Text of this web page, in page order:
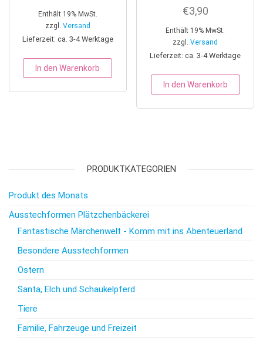
Enthält 19% MwSt.
zzgl. Versand
Lieferzeit: ca. 3-4 Werktage
In den Warenkorb
€3,90
Enthält 19% MwSt.
zzgl.Versand
Lieferzeit: ca. 3-4 Werktage
In den Warenkorb
PRODUKTKATEGORIEN
Produkt des Monats
Ausstechformen Plätzchenbäckerei
Fantastische Märchenwelt - Komm mit ins Abenteuerland
Besondere Ausstechformen
Ostern
Santa, Elch und Schaukelpferd
Tiere
Familie, Fahrzeuge und Freizeit